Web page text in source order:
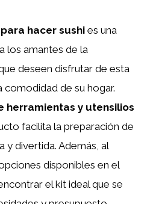
hacer sushi es una
los amantes de la
deseen disfrutar de esta
comodidad de su hogar.
herramientas y utensilios
facilita la preparación de
y divertida. Además, al
disponibles en el
el kit ideal que se